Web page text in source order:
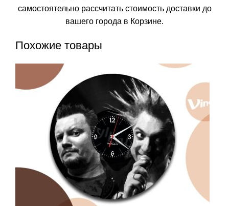
самостоятельно рассчитать стоимость доставки до
вашего города в Корзине.
Похожие товары